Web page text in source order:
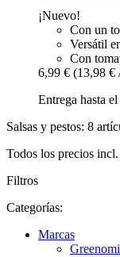
¡Nuevo!
Con un
Versátil
Con
6,99 € (13,98 €
Entrega hasta
Salsas y pestos: 8
Todos los precios
Filtros
Categorías:
Marcas